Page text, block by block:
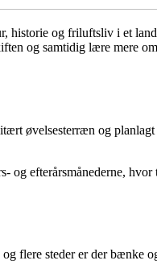
historie og friluftsliv i et
og samtidig lære mere
øvelsesterræn og
og efterårsmånederne,
flere steder er der bænke